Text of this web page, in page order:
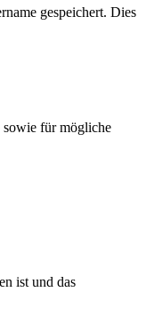
gespeichert. Dies
sowie für mögliche
ist und das